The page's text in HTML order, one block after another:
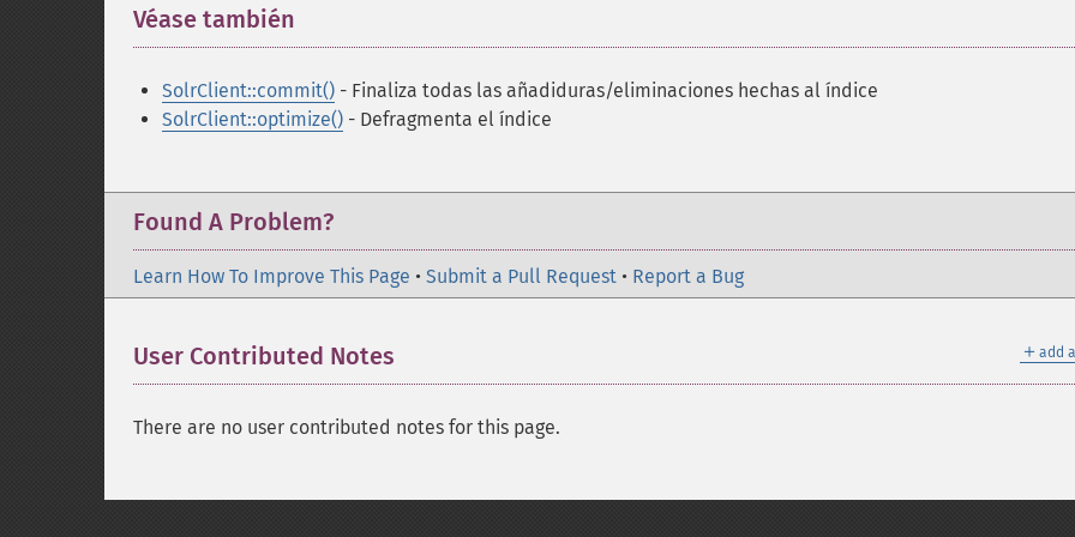
Véase también
SolrClient::commit() - Finaliza todas las añadiduras/eliminaciones hechas al índice
SolrClient::optimize() - Defragmenta el índice
Found A Problem?
Learn How To Improve This Page • Submit a Pull Request • Report a Bug
＋ add
User Contributed Notes
There are no user contributed notes for this page.